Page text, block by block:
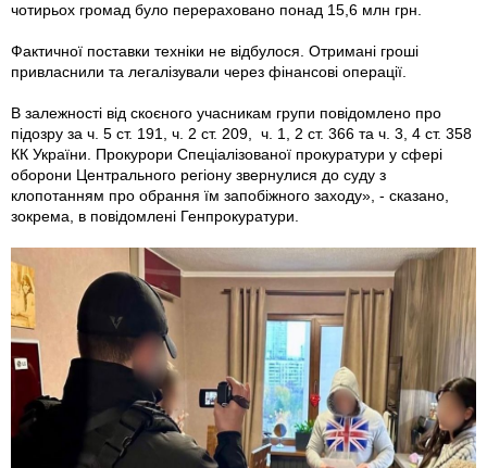
чотирьох громад було перераховано понад 15,6 млн грн.
Фактичної поставки техніки не відбулося. Отримані гроші
привласнили та легалізували через фінансові операції.
В залежності від скоєного учасникам групи повідомлено про
підозру за ч. 5 ст. 191, ч. 2 ст. 209, ч. 1, 2 ст. 366 та ч. 3, 4 ст. 358
КК України. Прокурори Спеціалізованої прокуратури у сфері
оборони Центрального регіону звернулися до суду з
клопотанням про обрання їм запобіжного заходу», - сказано,
зокрема, в повідомлені Генпрокуратури.